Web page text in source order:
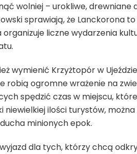
wolniej – urokliwe, drewniane
sprawiają, że Lanckorona
liczne wydarzenia
wymienić Krzyżtopór w
robią ogromne wrażenie na
spędzić czas w miejscu,
ilości turystów, można
minionych epok.
dla tych, którzy chcą